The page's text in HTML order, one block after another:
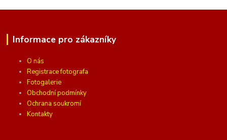
Informace pro zákazníky
O nás
Registrace fotografa
Fotogalerie
Obchodní podmínky
Ochrana soukromí
Kontakty